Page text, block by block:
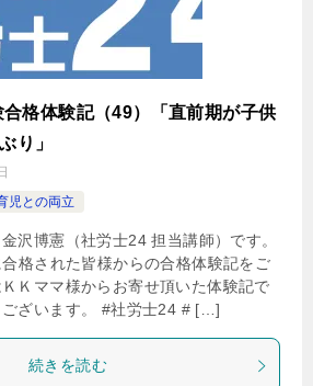
格体験記（49）「直前期が子供
り」
児との両立
沢博憲（社労士24 担当講師）です。
格された皆様からの合格体験記をご
Ｋママ様からお寄せ頂いた体験記で
ざいます。 #社労士24 # […]
続きを読む